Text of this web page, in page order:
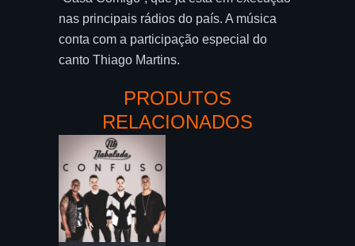
nas principais rádios do país. A música
conta com a participação especial do
canto Thiago Martins.
PRODUTOS
RELACIONADOS